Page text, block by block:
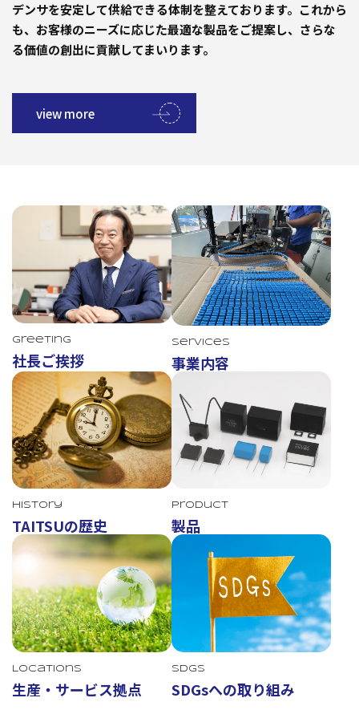
デンサを安定して供給できる体制を整えております。これから
も、お客様のニーズに応じた最適な製品をご提案し、さらな
る価値の創出に貢献してまいります。
view more
TAITSU
Greeting
社長ご挨拶
Services
事業内容
History
TAITSUの歴史
Product
製品
Locations
生産・サービス拠点
SDGs
SDGsへの取り組み